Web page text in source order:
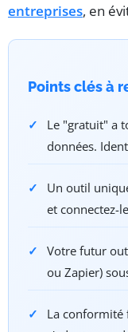
entreprises, en
Points clés à
Le "gratuit" a
données.
Un outil
et connectez-
Votre futur
ou Zapier)
La conformité